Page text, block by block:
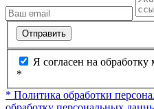
Отправить
Я согласен на
*
* Политика обработки